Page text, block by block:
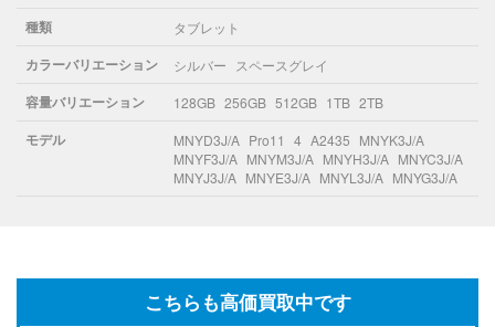
種類 タブレット
カラーバリエーション シルバー スペースグレイ
容量バリエーション 128GB 256GB 512GB 1TB 2TB
モデル MNYD3J/A Pro11 4 A2435 MNYK3J/A
MNYF3J/A MNYM3J/A MNYH3J/A MNYC3J/A
MNYJ3J/A MNYE3J/A MNYL3J/A MNYG3J/A
こちらも高価買取中です